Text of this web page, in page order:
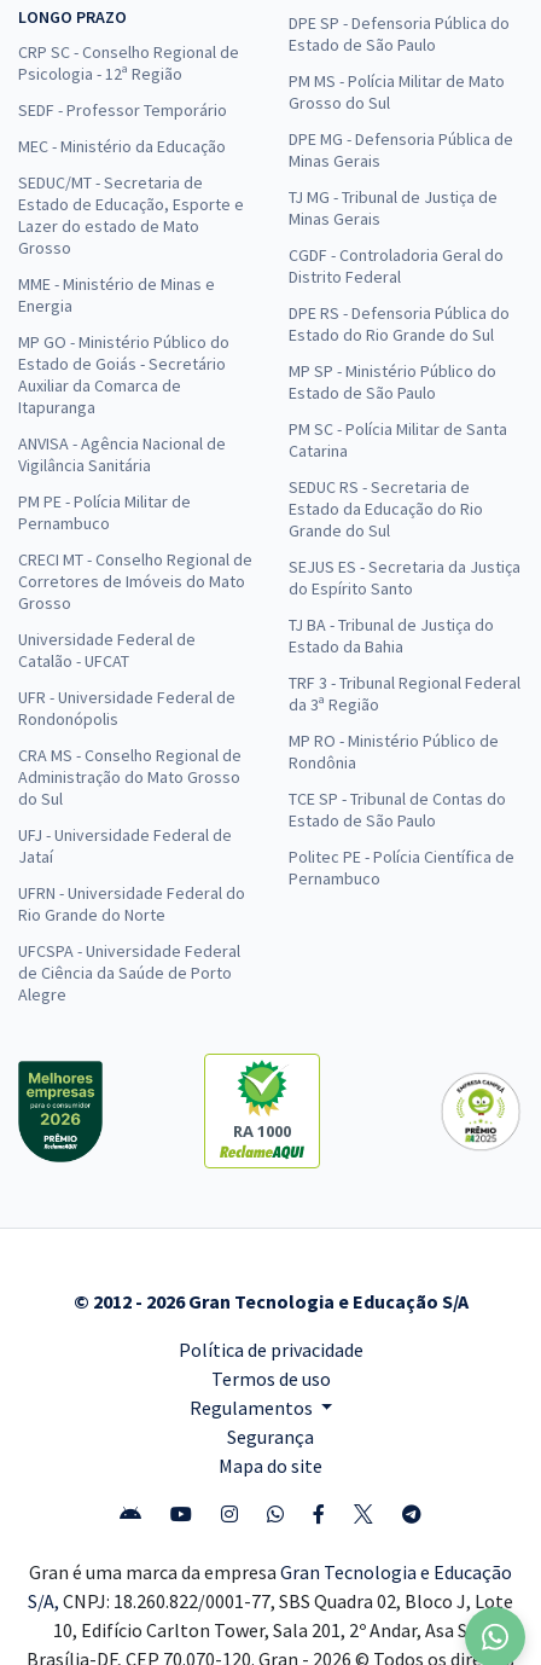
LONGO PRAZO
CRP SC - Conselho Regional de
Psicologia - 12ª Região
SEDF - Professor Temporário
MEC - Ministério da Educação
SEDUC/MT - Secretaria de
Estado de Educação, Esporte e
Lazer do estado de Mato
Grosso
MME - Ministério de Minas e
Energia
MP GO - Ministério Público do
Estado de Goiás - Secretário
Auxiliar da Comarca de
Itapuranga
ANVISA - Agência Nacional de
Vigilância Sanitária
PM PE - Polícia Militar de
Pernambuco
CRECI MT - Conselho Regional de
Corretores de Imóveis do Mato
Grosso
Universidade Federal de
Catalão - UFCAT
UFR - Universidade Federal de
Rondonópolis
CRA MS - Conselho Regional de
Administração do Mato Grosso
do Sul
UFJ - Universidade Federal de
Jataí
UFRN - Universidade Federal do
Rio Grande do Norte
UFCSPA - Universidade Federal
de Ciência da Saúde de Porto
Alegre
DPE SP - Defensoria Pública do
Estado de São Paulo
PM MS - Polícia Militar de Mato
Grosso do Sul
DPE MG - Defensoria Pública de
Minas Gerais
TJ MG - Tribunal de Justiça de
Minas Gerais
CGDF - Controladoria Geral do
Distrito Federal
DPE RS - Defensoria Pública do
Estado do Rio Grande do Sul
MP SP - Ministério Público do
Estado de São Paulo
PM SC - Polícia Militar de Santa
Catarina
SEDUC RS - Secretaria de
Estado da Educação do Rio
Grande do Sul
SEJUS ES - Secretaria da Justiça
do Espírito Santo
TJ BA - Tribunal de Justiça do
Estado da Bahia
TRF 3 - Tribunal Regional Federal
da 3ª Região
MP RO - Ministério Público de
Rondônia
TCE SP - Tribunal de Contas do
Estado de São Paulo
Politec PE - Polícia Científica de
Pernambuco
RA 1000
© 2012 - 2026 Gran Tecnologia e Educação S/A
Política de privacidade
Termos de uso
Regulamentos
Segurança
Mapa do site
Gran é uma marca da empresa Gran Tecnologia e Educação
S/A, CNPJ: 18.260.822/0001-77, SBS Quadra 02, Bloco J, Lote
10, Edifício Carlton Tower, Sala 201, 2º Andar, Asa Sul,
Brasília-DF, CEP 70.070-120. Gran - 2026 © Todos os direitos